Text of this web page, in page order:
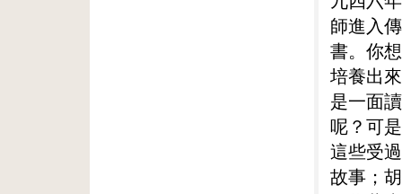
師進入
書。你
培養出
是一面
呢？可
這些受
故事；